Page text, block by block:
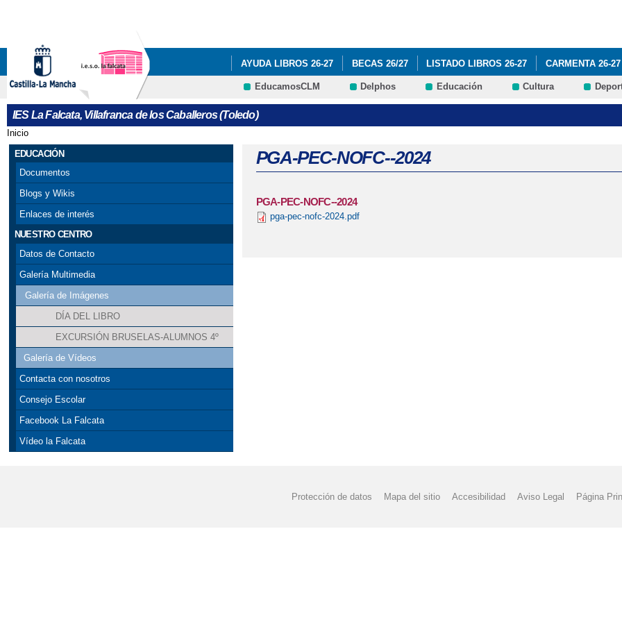
AYUDA LIBROS 26-27 BECAS 26/27 LISTADO LIBROS 26-27 CARMENTA 26-27
DOCUMENTOS DE CENTRO PROGRAMA ILUSIONA-T VI PLAN ÉXITO
QUÉ HACEMOS
EducamosCLM Delphos Educación Cultura
IES La Falcata, Villafranca de los Caballeros (Toledo)
Se encuentra usted aquí
Inicio
EDUCACIÓN
Documentos
Blogs y Wikis
Enlaces de interés
NUESTRO CENTRO
Datos de Contacto
Galería Multimedia
Galería de Imágenes
DÍA DEL LIBRO
EXCURSIÓN BRUSELAS-ALUMNOS 4º
Galería de Vídeos
Contacta con nosotros
Consejo Escolar
Facebook La Falcata
Vídeo la Falcata
PGA-PEC-NOFC--2024
PGA-PEC-NOFC--2024
pga-pec-nofc-2024.pdf
Protección de datos Mapa del sitio Accesibilidad Aviso Legal Página